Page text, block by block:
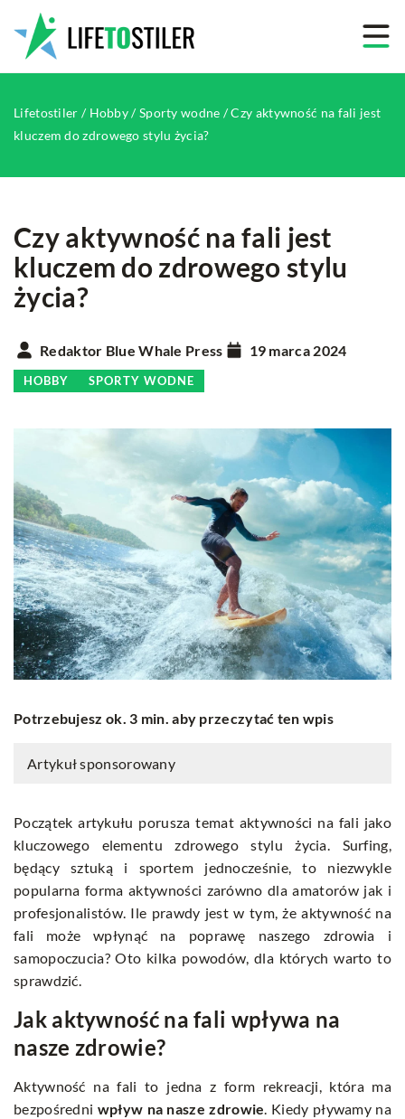
Lifetostiler / Hobby/Sporty wodne /Czy aktywność na fali jest
kluczem do zdrowego stylu życia?
Czy aktywność na fali jest
kluczem do zdrowego stylu
życia?
Redaktor Blue Whale Press 19 marca 2024
HOBBY SPORTY WODNE
Potrzebujesz ok. 3 min. aby przeczytać ten wpis
Artykuł sponsorowany
Początek artykułu porusza temat aktywności na fali jako
kluczowego elementu zdrowego stylu życia. Surfing,
będący sztuką i sportem jednocześnie, to niezwykle
popularna forma aktywności zarówno dla amatorów jak i
profesjonalistów. Ile prawdy jest w tym, że aktywność na
fali może wpłynąć na poprawę naszego zdrowia i
samopoczucia? Oto kilka powodów, dla których warto to
sprawdzić.
Jak aktywność na fali wpływa na
nasze zdrowie?
Aktywność na fali to jedna z form rekreacji, która ma
bezpośredni wpływ na nasze zdrowie. Kiedy pływamy na